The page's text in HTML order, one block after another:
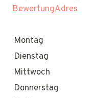
BewertungAdres
Montag
Dienstag
Mittwoch
Donnerstag